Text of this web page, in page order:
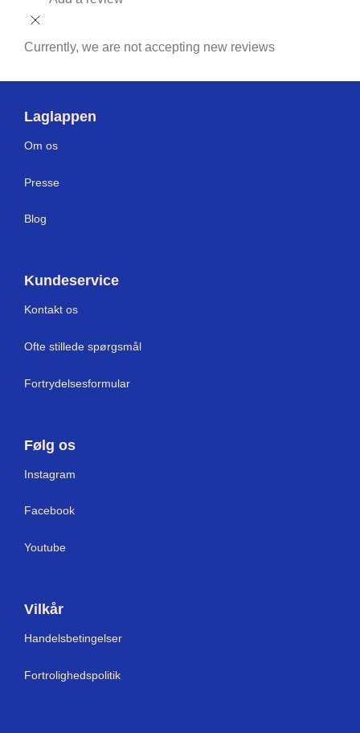
Currently, we are not accepting new reviews
Laglappen
Om os
Presse
Blog
Kundeservice
Kontakt os
Ofte stillede spørgsmål
Fortrydelsesformular
Følg os
Instagram
Facebook
Youtube
Vilkår
Handelsbetingelser
Fortrolighedspolitik